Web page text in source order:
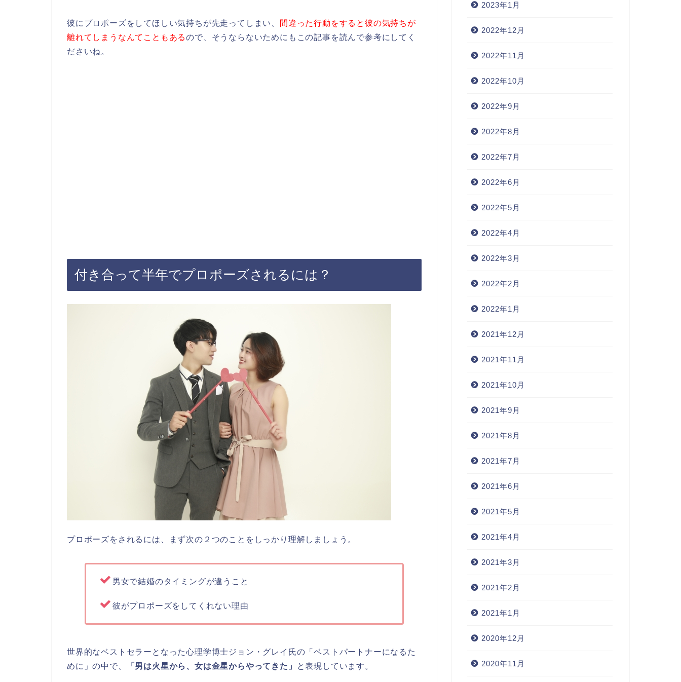
彼にプロポーズをしてほしい気持ちが先走ってしまい、
間違った行動をすると彼の気持ちが
離れてしまうなんてこともあるので、そうならないためにもこの記事を読んで参考にしてく
ださいね。
付き合って半年でプロポーズされるには？
プロポーズをされるには、まず次の２つのことをしっかり理解しましょう。
男女で結婚のタイミングが違うこと
彼がプロポーズをしてくれない理由
世界的なベストセラーとなった心理学博士ジョン・グレイ氏の「ベストパートナーになるた
めに」の中で、
「男は火星から、女は金星からやってきた」 と表現しています。
2023年1月
2022年12月
2022年11月
2022年10月
2022年9月
2022年8月
2022年7月
2022年6月
2022年5月
2022年4月
2022年3月
2022年2月
2022年1月
2021年12月
2021年11月
2021年10月
2021年9月
2021年8月
2021年7月
2021年6月
2021年5月
2021年4月
2021年3月
2021年2月
2021年1月
2020年12月
2020年11月